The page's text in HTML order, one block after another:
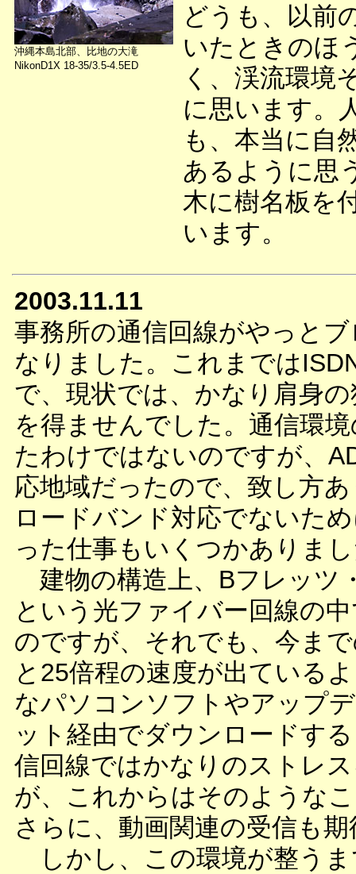
沖縄本島北部、比地の大滝
NikonD1X 18-35/3.5-4.5ED
どうも、以前
いたときのほ
く、渓流環境
に思います。
も、本当に自
あるように思
木に樹名板を
います。
2003.11.11
事務所の通信回線がやっと
なりました。これまでは
で、現状では、かなり肩身
を得ませんでした。通信環
たわけではないのですが、
応地域だったので、致し方
ロードバンド対応でないた
った仕事もいくつかありま
建物の構造上、Bフレッツ
という光ファイバー回線の
のですが、それでも、今ま
と25倍程の速度が出ている
なパソコンソフトやアップ
ット経由でダウンロードす
信回線ではかなりのストレ
が、これからはそのような
さらに、動画関連の受信も
しかし、この環境が整う